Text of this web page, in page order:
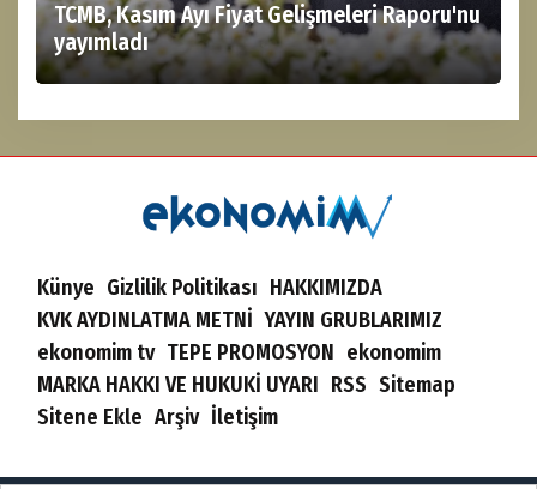
TCMB, Kasım Ayı Fiyat Gelişmeleri Raporu'nu
yayımladı
Künye Gizlilik Politikası HAKKIMIZDA
KVK AYDINLATMA METNİ YAYIN GRUBLARIMIZ
ekonomim tv TEPE PROMOSYON ekonomim
MARKA HAKKI VE HUKUKİ UYARI RSS Sitemap
Sitene Ekle Arşiv İletişim